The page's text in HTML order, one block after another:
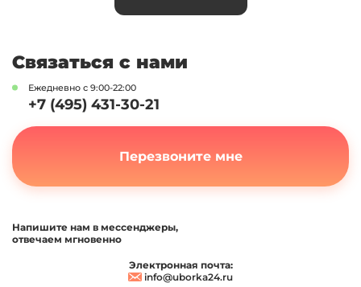
Связаться с нами
Ежедневно с 9:00-22:00
+7 (495) 431-30-21
Перезвоните мне
Напишите нам в мессенджеры,
отвечаем мгновенно
Электронная почта:
info@uborka24.ru